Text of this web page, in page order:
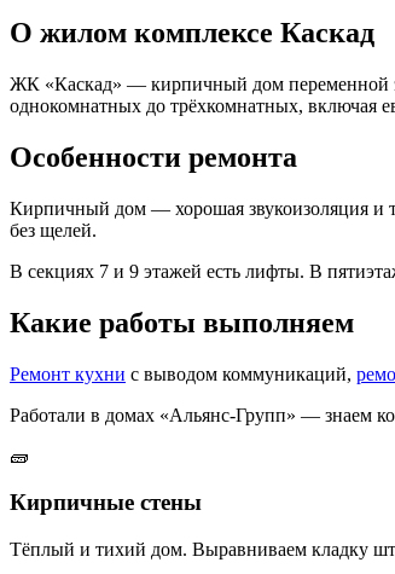
О жилом комплексе Каскад
ЖК «Каскад» — кирпичный дом переменной
однокомнатных до трёхкомнатных, включая
Особенности ремонта
Кирпичный дом — хорошая звукоизоляция и
без щелей.
В секциях 7 и 9 этажей есть лифты. В
Какие работы выполняем
Ремонт кухни с выводом коммуникаций,
Работали в домах «Альянс-Групп» — знаем
🧱
Кирпичные стены
Тёплый и тихий дом. Выравниваем кладку